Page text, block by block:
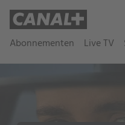
Abonnementen Live TV